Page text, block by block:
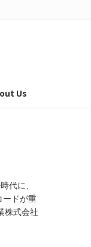
Us
代に、
ードが重
株式会社